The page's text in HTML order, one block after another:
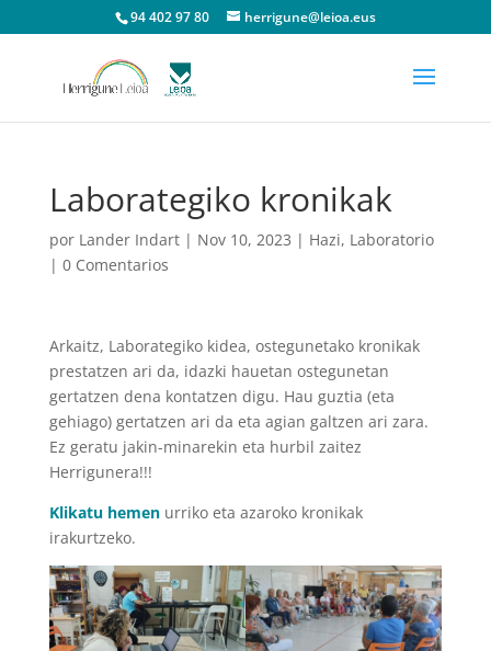
94 402 97 80 herrigune@leioa.eus
Laborategiko kronikak
por Lander Indart| Nov 10, 2023 | Hazi, Laboratorio
| 0 Comentarios
Arkaitz, Laborategiko kidea, ostegunetako kronikak
prestatzen ari da, idazki hauetan ostegunetan
gertatzen dena kontatzen digu. Hau guztia (eta
gehiago) gertatzen ari da eta agian galtzen ari zara.
Ez geratu jakin-minarekin eta hurbil zaitez
Herrigunera!!!
Klikatu hemen urriko eta azaroko kronikak
irakurtzeko.